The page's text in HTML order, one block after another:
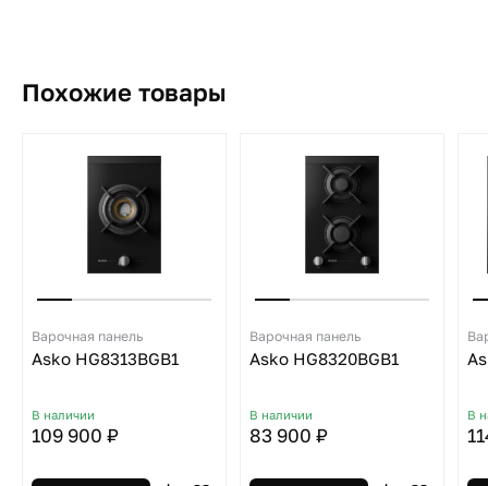
Похожие товары
Варочная панель
Asko HG8313BGB1
В наличии
109 900 ₽
Варочная панель
Asko HG8320BGB1
В наличии
83 900 ₽
В